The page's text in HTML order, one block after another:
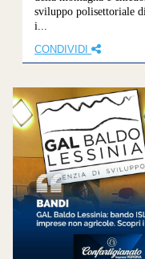
sviluppo polisettoriale
i...
CONDIVIDI